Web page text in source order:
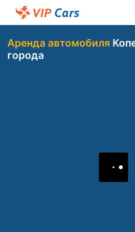
Аренда автомобиля
города